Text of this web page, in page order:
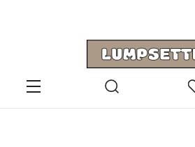
Menu Otwórz
Szukaj